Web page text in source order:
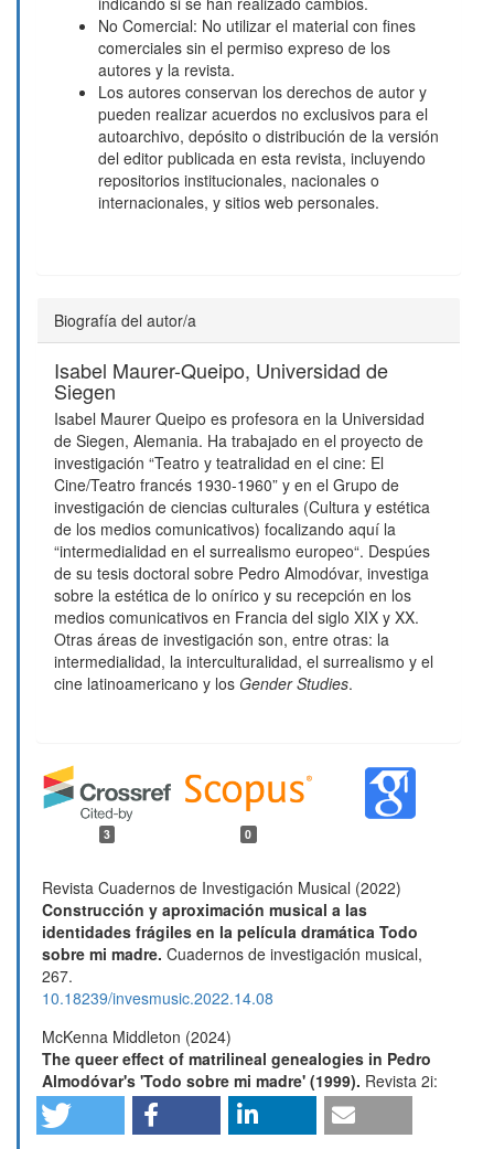
No Comercial: No utilizar el material con fines
comerciales sin el permiso expreso de los
autores y la revista.
Los autores conservan los derechos de autor y
pueden realizar acuerdos no exclusivos para el
autoarchivo, depósito o distribución de la versión
del editor publicada en esta revista, incluyendo
repositorios institucionales, nacionales o
internacionales, y sitios web personales.
Biografía del autor/a
Isabel Maurer-Queipo, Universidad de
Siegen
Isabel Maurer Queipo es profesora en la Universidad
de Siegen, Alemania. Ha trabajado en el proyecto de
investigación “Teatro y teatralidad en el cine: El
Cine/Teatro francés 1930-1960” y en el Grupo de
investigación de ciencias culturales (Cultura y estética
de los medios comunicativos) focalizando aquí la
“intermedialidad en el surrealismo europeo“. Despúes
de su tesis doctoral sobre Pedro Almodóvar, investiga
sobre la estética de lo onírico y su recepción en los
medios comunicativos en Francia del siglo XIX y XX.
Otras áreas de investigación son, entre otras: la
intermedialidad, la interculturalidad, el surrealismo y el
cine latinoamericano y los Gender Studies.
3 0
Revista Cuadernos de Investigación Musical (2022)
Construcción y aproximación musical a las
identidades frágiles en la película dramática Todo
sobre mi madre. Cuadernos de investigación musical,
267.
10.18239/invesmusic.2022.14.08
McKenna Middleton (2024)
The queer effect of matrilineal genealogies in Pedro
Almodóvar's 'Todo sobre mi madre' (1999). Revista 2i:
Estudos de Identidade e Intermedialidade,6(9),87.
10.21814/2i.5589